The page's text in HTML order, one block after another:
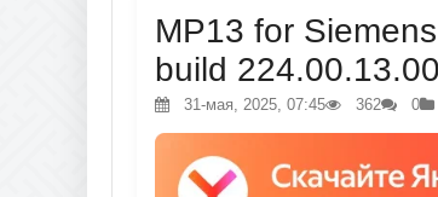
MP13 for
build
31-мая, 2025, 07:45 362 0